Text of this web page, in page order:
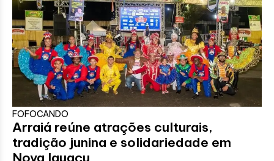
FOFOCANDO
Arraiá reúne atrações culturais,
tradição junina e solidariedade em
Nova Iguaçu